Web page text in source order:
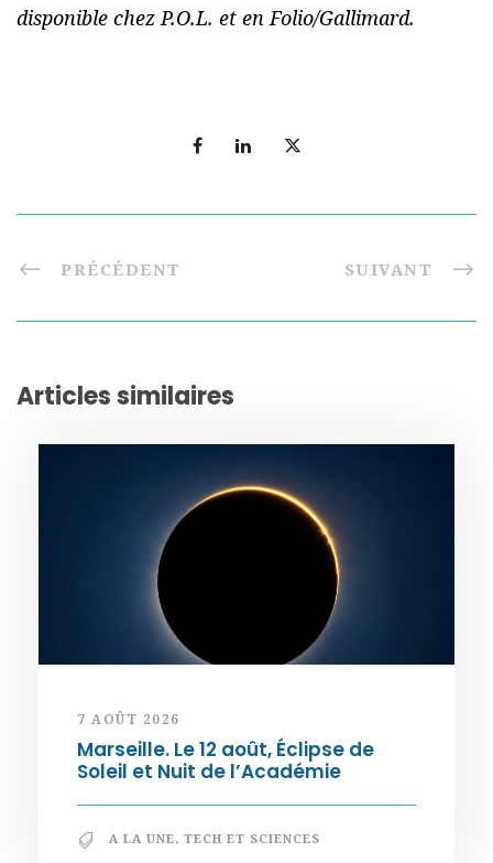
disponible chez P.O.L. et en Folio/Gallimard.
PRÉCÉDENT SUIVANT
Articles similaires
7 AOÛT 2026
Marseille. Le 12 août, Éclipse de
Soleil et Nuit de l’Académie
A LA UNE, TECH ET SCIENCES